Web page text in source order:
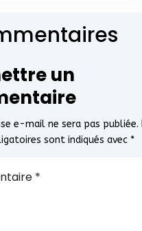
un
e-mail ne sera pas publiée.
sont indiqués avec *